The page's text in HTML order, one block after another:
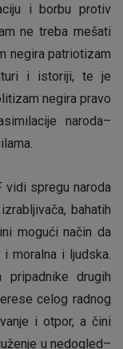
i borbu protiv
ne treba mešati
negira patriotizam
i istoriji, te je
negira pravo
naroda–
vidi spregu naroda
bahatih
mogući način da
moralna i ljudska.
pripadnike drugih
celog radnog
i otpor, a čini
u nedogled–